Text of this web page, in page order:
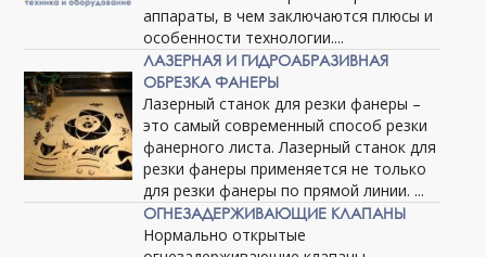
аппараты, в чем заключаются плюсы и
особенности технологии....
ЛАЗЕРНАЯ И ГИДРОАБРАЗИВНАЯ
ОБРЕЗКА ФАНЕРЫ
Лазерный станок для резки фанеры –
это самый современный способ резки
фанерного листа. Лазерный станок для
резки фанеры применяется не только
для резки фанеры по прямой линии. ...
ОГНЕЗАДЕРЖИВАЮЩИЕ КЛАПАНЫ
Нормально открытые